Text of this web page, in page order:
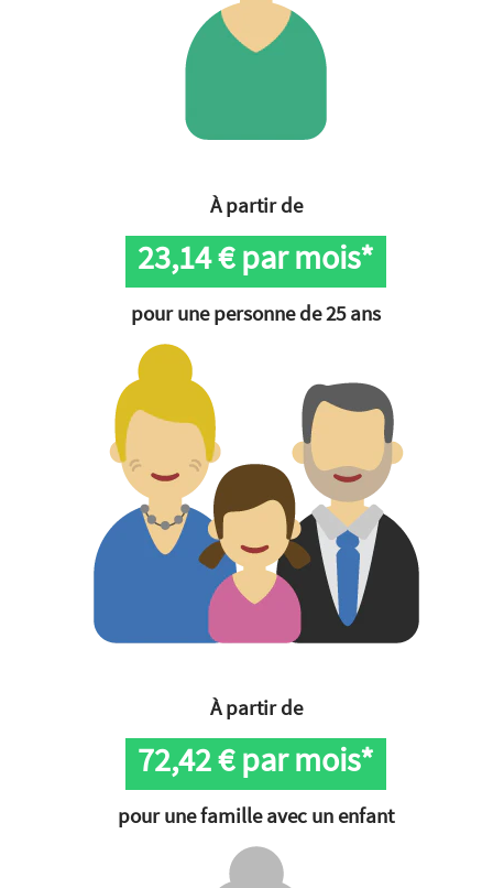
À partir de
23,14€ par mois*
pour une personne de 25 ans
À partir de
72,42€ par mois*
pour une famille avec un enfant